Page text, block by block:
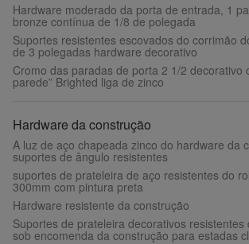
Hardware moderado da porta de entrada, 1
bronze contínua de 1/8 de polegada
Suportes resistentes escovados do corrimão
de 3 polegadas hardware decorativo
Cromo das paradas de porta 2 1/2 decorativo
parede” Brighted liga de zinco
Hardware da construção
A luz de aço chapeada zinco do hardware da
suportes de ângulo resistentes
suportes de prateleira de aço resistentes do
300mm com pintura preta
Hardware resistente da construção
Suportes de prateleira decorativos resistentes
sob encomenda da construção para estadas